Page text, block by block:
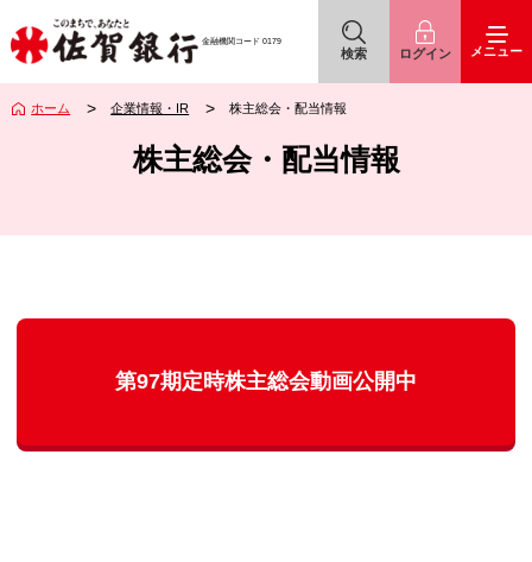
金融機関コード 0179 アイコン
検索
アイコン
ログイン メニュー
株主総会・配当情報
ホーム 企業情報・IR 株主総会・配当情報
第97期定時株主総会動画公開中